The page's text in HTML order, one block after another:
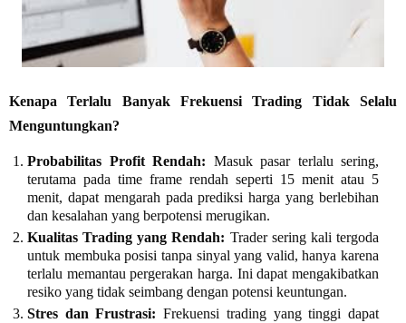
Kenapa Terlalu Banyak Frekuensi Trading Tidak Selalu
Menguntungkan?
Probabilitas Profit Rendah: Masuk pasar terlalu sering,
terutama pada time frame rendah seperti 15 menit atau 5
menit, dapat mengarah pada prediksi harga yang berlebihan
dan kesalahan yang berpotensi merugikan.
Kualitas Trading yang Rendah: Trader sering kali tergoda
untuk membuka posisi tanpa sinyal yang valid, hanya karena
terlalu memantau pergerakan harga. Ini dapat mengakibatkan
resiko yang tidak seimbang dengan potensi keuntungan.
Stres dan Frustrasi: Frekuensi trading yang tinggi dapat